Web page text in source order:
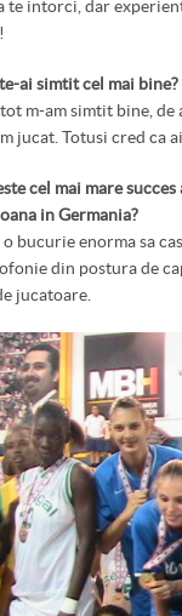
te intorci, dar
ai simtit cel mai bine?
tot m-am simtit bine,
jucat. Totusi cred ca
cel mai mare
in Germania?
bucurie enorma sa
din postura de
jucatoare.